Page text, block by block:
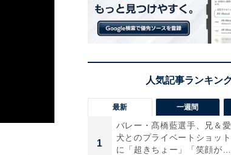
最新 一週間
1
バレー・髙橋藍選手、兄＆愛
犬とのプライベートショット
に「超きちょー」「笑顔が見